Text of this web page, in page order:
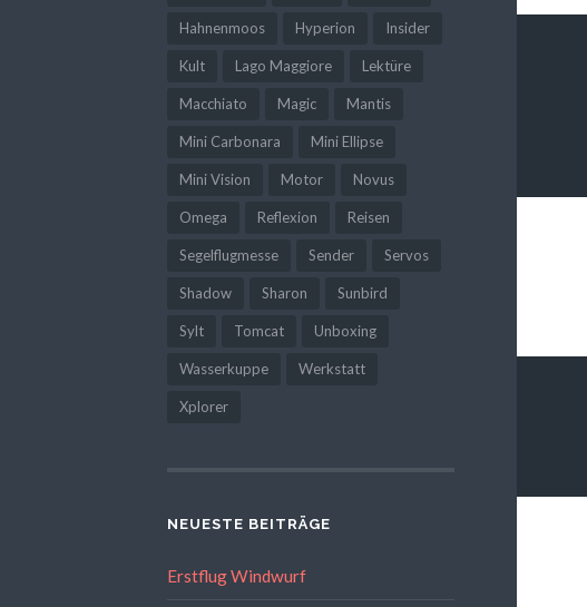
Hahnenmoos Hyperion Insider
Kult Lago Maggiore Lektüre
Macchiato Magic Mantis
Mini Carbonara Mini Ellipse
Mini Vision Motor Novus
Omega Reflexion Reisen
Segelflugmesse Sender Servos
Shadow Sharon Sunbird
Sylt Tomcat Unboxing
Wasserkuppe Werkstatt
Xplorer
NEUESTE BEITRÄGE
Erstflug Windwurf